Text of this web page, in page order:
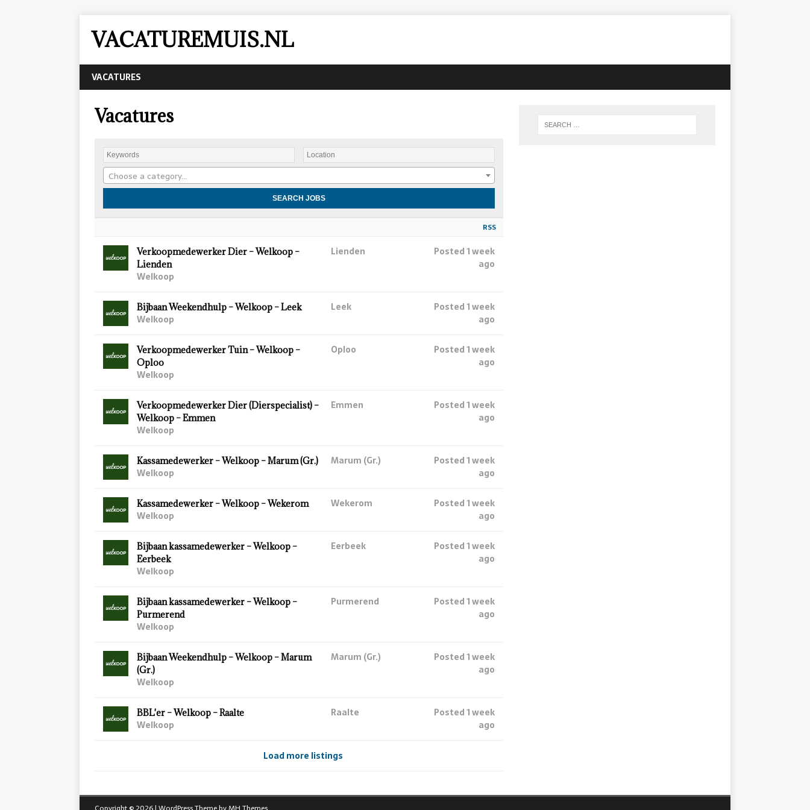
VACATUREMUIS.NL
VACATURES
Vacatures
Choose a category…
RSS
Verkoopmedewerker Dier – Welkoop –
Lienden
Welkoop
Lienden
Posted 1 week
ago
Bijbaan Weekendhulp – Welkoop – Leek
Welkoop
Leek
Posted 1 week
ago
Verkoopmedewerker Tuin – Welkoop –
Oploo
Welkoop
Oploo
Posted 1 week
ago
Verkoopmedewerker Dier (Dierspecialist) –
Welkoop – Emmen
Welkoop
Emmen
Posted 1 week
ago
Kassamedewerker – Welkoop – Marum (Gr.)
Welkoop
Marum (Gr.)
Posted 1 week
ago
Kassamedewerker – Welkoop – Wekerom
Welkoop
Wekerom
Posted 1 week
ago
Bijbaan kassamedewerker – Welkoop –
Eerbeek
Welkoop
Eerbeek
Posted 1 week
ago
Bijbaan kassamedewerker – Welkoop –
Purmerend
Welkoop
Purmerend
Posted 1 week
ago
Bijbaan Weekendhulp – Welkoop – Marum
(Gr.)
Welkoop
Marum (Gr.)
Posted 1 week
ago
BBL'er – Welkoop – Raalte
Welkoop
Raalte
Posted 1 week
ago
Load more listings